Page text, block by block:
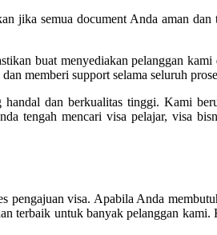
jika semua document Anda aman
buat menyediakan pelanggan
memberi support selama seluruh
dan berkualitas tinggi. Kami
tengah mencari visa pelajar, visa
visa. Apabila Anda
terbaik untuk banyak pelanggan